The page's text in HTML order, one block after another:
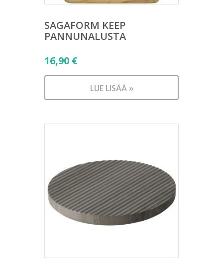
SAGAFORM KEEP
PANNUNALUSTA
16,90 €
LUE LISÄÄ »